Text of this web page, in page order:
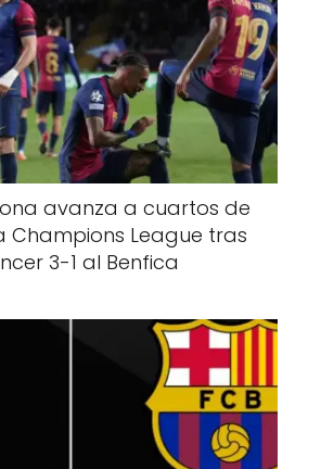
avanza a cuartos de
Champions League tras
3-1 al Benfica